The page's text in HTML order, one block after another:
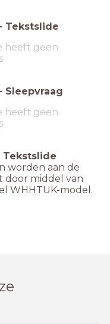
Tekstslide
heeft geen
Sleepvraag
heeft geen
Tekstslide
worden aan de
door middel van
WHHTUK-model.